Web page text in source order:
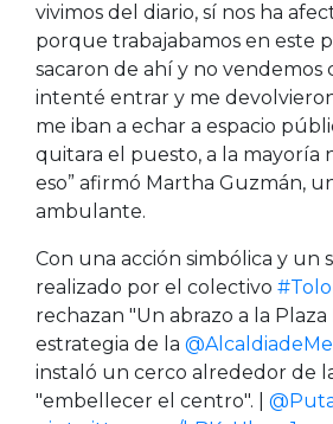
vivimos del diario, sí nos ha
porque trabajabamos en este
sacaron de ahí y no vendemos
intenté entrar y me
me iban a echar a espacio
quitara el puesto, a la mayoría
eso” afirmó Martha Guzmán,
ambulante.
Con una acción simbólica y un
realizado por el colectivo
rechazan "Un abrazo a la
estrategia de la
instaló un cerco alrededor de
"embellecer el centro". |